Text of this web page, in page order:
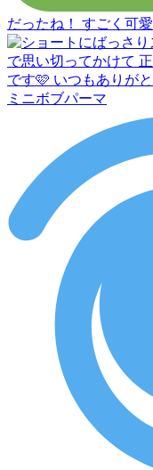
だったね！ すごく可愛
ミニボブパーマ